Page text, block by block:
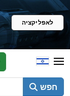
לאפליקציה
חפש